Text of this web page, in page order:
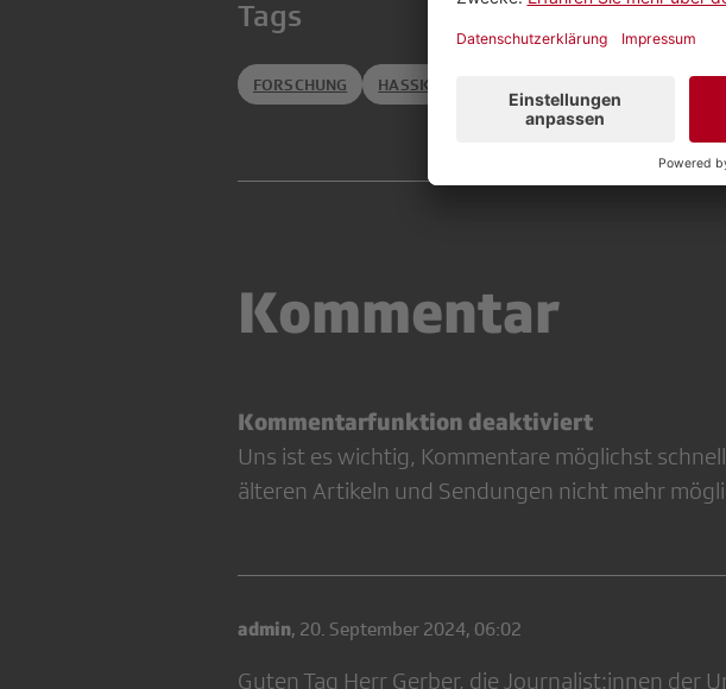
Tags
FORSCHUNG HASSKOMMENTARE
Kommentar
Kommentarfunktion deaktiviert
Uns ist es wichtig, Kommentare möglichst
älteren Artikeln und Sendungen nicht mehr
admin, 20. September 2024, 06:02
Guten Tag Herr Gerber, die Journalist:innen der